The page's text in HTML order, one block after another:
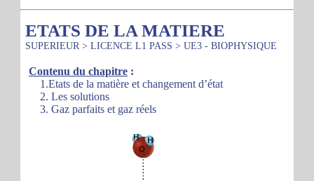
ETATS DE LA MATIERE
SUPERIEUR> LICENCE L1 PASS > UE3 - BIOPHYSIQUE
Contenu du chapitre :
1.Etats de la matière et changement d’état
2. Les solutions
3. Gaz parfaits et gaz réels